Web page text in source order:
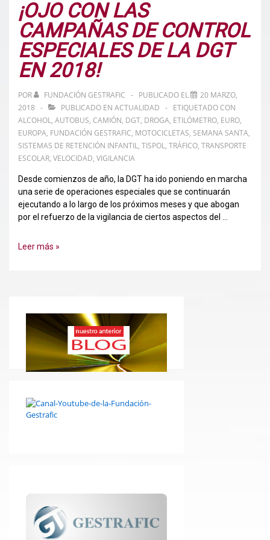
¡OJO CON LAS
CAMPAÑAS DE CONTROL
ESPECIALES DE LA DGT
EN 2018!
POR FUNDACIÓN GESTRAFIC PUBLICADO EL
20 MARZO,
2018
PUBLICADO EN ACTUALIDAD
ETIQUETADO CON
ALCOHOL, AUTOBUS, CAMIÓN, DGT, DROGA, ETILÓMETRO, EURO,
EUROPA, FUNDACIÓN GESTRAFIC, MOTOCICLETAS, SEMANA SANTA,
SISTEMAS DE RETENCIÓN INFANTIL, TISPOL, TRÁFICO, TRANSPORTE
ESCOLAR, VELOCIDAD, VIGILANCIA
Desde comienzos de año, la DGT ha ido poniendo en marcha
una serie de operaciones especiales que se continuarán
ejecutando a lo largo de los próximos meses y que abogan
por el refuerzo de la vigilancia de ciertos aspectos del …
¡OJO
ESPECIALES
DE
EN
Leer más »